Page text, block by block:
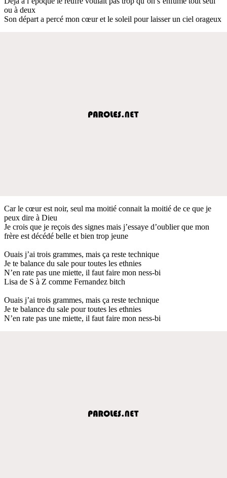
ou à deux
Son départ a percé mon cœur et le soleil pour laisser un ciel orageux
Car le cœur est noir, seul ma moitié connait la moitié de ce que je
peux dire à Dieu
Je crois que je reçois des signes mais j’essaye d’oublier que mon
frère est décédé belle et bien trop jeune
Ouais j’ai trois grammes, mais ça reste technique
Je te balance du sale pour toutes les ethnies
N’en rate pas une miette, il faut faire mon ness-bi
Lisa de S à Z comme Fernandez bitch
Ouais j’ai trois grammes, mais ça reste technique
Je te balance du sale pour toutes les ethnies
N’en rate pas une miette, il faut faire mon ness-bi